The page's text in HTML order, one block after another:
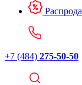
+7 (484) 275-50-50